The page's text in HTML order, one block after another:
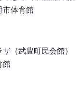
市体育館
（武豊町民会館）
館